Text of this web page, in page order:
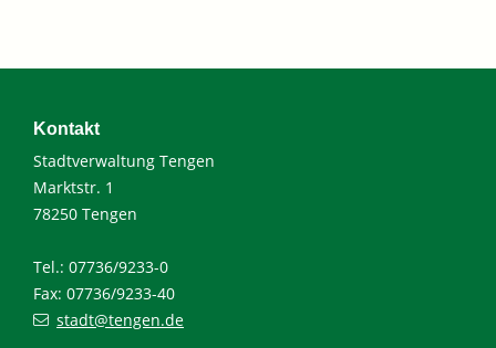
Kontakt
Stadtverwaltung Tengen
Marktstr. 1
78250 Tengen
Tel.: 07736/9233-0
Fax: 07736/9233-40
stadt@tengen.de